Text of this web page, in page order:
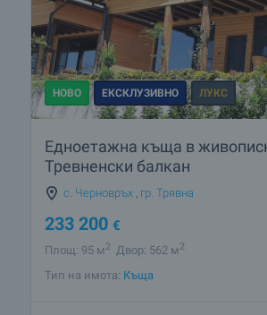
НОВО ЕКСКЛУЗИВНО ЛУКС
Едноетажна къща в
Тревненски балкан
с. Черновръх гр. Трявна
233 200 €
Площ: 95 м2 Двор: 562 м2
Тип на имота: Къща